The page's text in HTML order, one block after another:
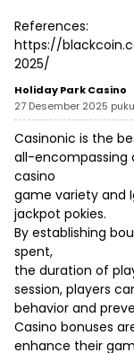
References:
https://
2025/
Holiday Park Casino
27 Desember 2025
Casinonic is the
all-encompassing
casino
game variety and
jackpot pokies.
By establishing
spent,
the duration of
session, players
behavior and
Casino bonuses
enhance their